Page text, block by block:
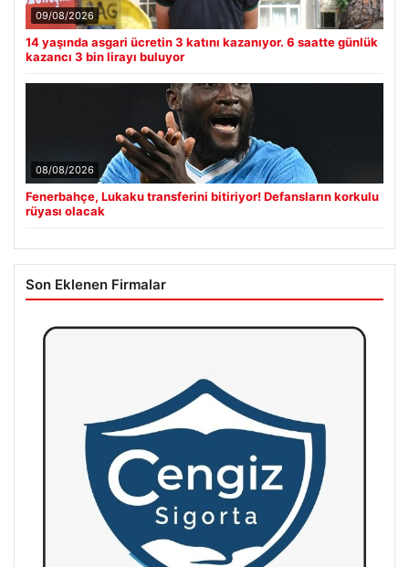
09/08/2026
14 yaşında asgari ücretin 3 katını kazanıyor. 6 saatte günlük
kazancı 3 bin lirayı buluyor
08/08/2026
Fenerbahçe, Lukaku transferini bitiriyor! Defansların korkulu
rüyası olacak
Son Eklenen Firmalar